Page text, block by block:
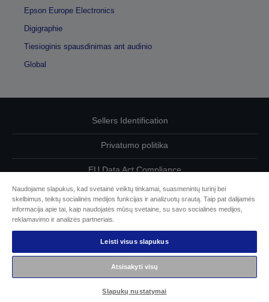
Epson Europe Electronics
Digigraphie
Tiesioginis spausdinimas ant audinio
Global
Sellers Identification
Privatumo politika
EU Data Act Compliance
Susisiekite su mumis dėl savo duomenų
Cookie Information
„Epson“ įsipareigojimas dėl prieinamumo
© „Seiko Epson“, 2026 m.
Naudojame slapukus, kad svetainė veiktų tinkamai, suasmenintų turinį bei
skelbimus, teiktų socialinės medijos funkcijas ir analizuotų srautą. Taip pat dalijamės
informacija apie tai, kaip naudojatės mūsų svetaine, su savo socialinės medijos,
reklamavimo ir analizės partneriais.
Leisti visus slapukus
Atsisakyti visų
Slapukų nustatymai